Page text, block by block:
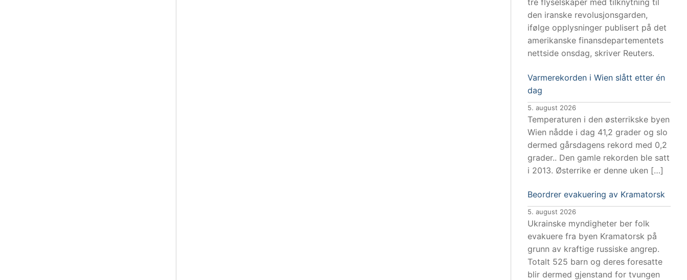
tre flyselskaper med tilknytning til
den iranske revolusjonsgarden,
ifølge opplysninger publisert på det
amerikanske finansdepartementets
nettside onsdag, skriver Reuters.
Varmerekorden i Wien slått etter én
dag
5. august 2026
Temperaturen i den østerrikske byen
Wien nådde i dag 41,2 grader og slo
dermed gårsdagens rekord med 0,2
grader.. Den gamle rekorden ble satt
i 2013. Østerrike er denne uken […]
Beordrer evakuering av Kramatorsk
5. august 2026
Ukrainske myndigheter ber folk
evakuere fra byen Kramatorsk på
grunn av kraftige russiske angrep.
Totalt 525 barn og deres foresatte
blir dermed gjenstand for tvungen